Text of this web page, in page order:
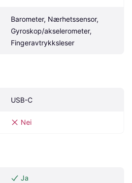
Barometer, Nærhetssensor,
Gyroskop/akselerometer,
Fingeravtrykksleser
USB-C
Nei
Ja